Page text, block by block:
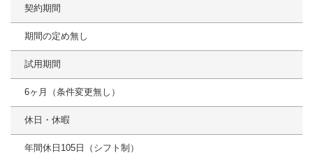
契約期間
期間の定め無し
試用期間
6ヶ月（条件変更無し）
休日・休暇
年間休日105日（シフト制）